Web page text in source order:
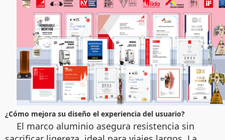
¿Cómo mejora su diseño el experiencia del usuario?
El marco aluminio asegura resistencia sin